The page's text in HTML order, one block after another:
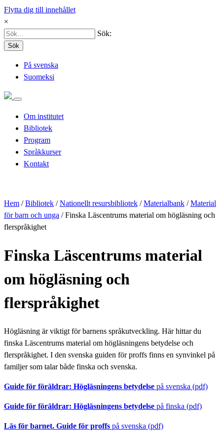
Flytta dig till innehållet
×
Sök:
Sök
På svenska
Suomeksi
Om institutet
Bibliotek
Program
Språkkurser
Kontakt
Hem /Bibliotek /Nationellt resursbibliotek /Materialbank /Material
för barn och unga /Finska Läscentrums material om högläsning och
flerspråkighet
Finska Läscentrums material
om högläsning och
flerspråkighet
Högläsning är viktigt för barnens språkutveckling. Här hittar du
finska Läscentrums material om högläsningens betydelse och
flerspråkighet. I den svenska guiden för proffs finns en synvinkel på
familjer som talar både finska och svenska.
Guide för föräldrar: Högläsningens betydelse på svenska (pdf)
Guide för föräldrar: Högläsningens betydelse på finska (pdf)
Läs för barnet. Guide för proffs på svenska (pdf)